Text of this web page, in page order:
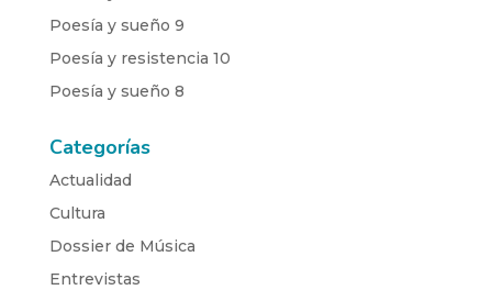
Poesía y sueño 9
Poesía y resistencia 10
Poesía y sueño 8
Categorías
Actualidad
Cultura
Dossier de Música
Entrevistas